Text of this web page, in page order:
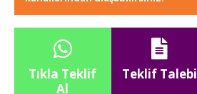
Tıkla Teklif
Al
Teklif Talebi